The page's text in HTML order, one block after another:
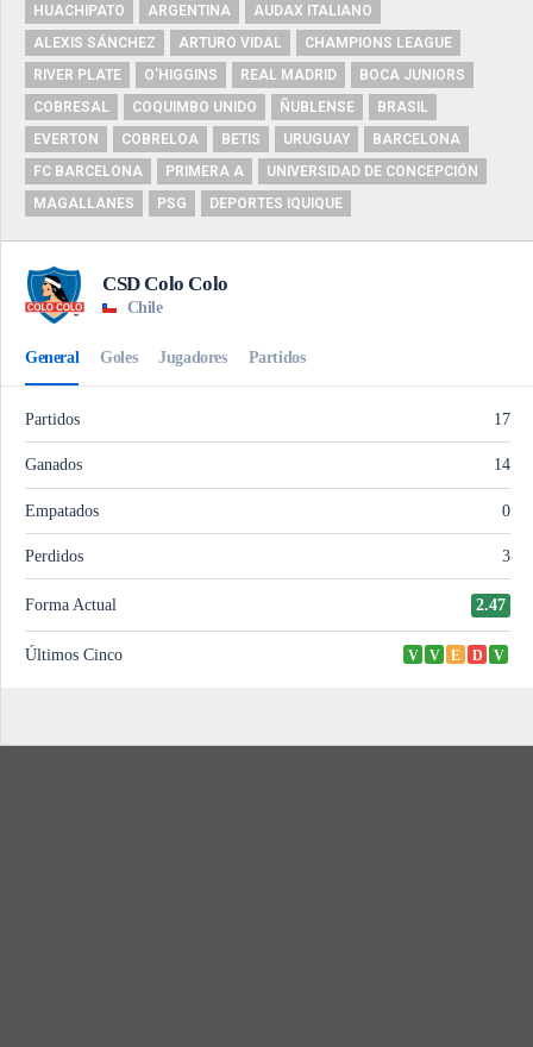
HUACHIPATO
ARGENTINA
AUDAX ITALIANO
ALEXIS SÁNCHEZ
ARTURO VIDAL
CHAMPIONS LEAGUE
RIVER PLATE
O'HIGGINS REAL MADRID
BOCA JUNIORS
COBRESAL
COQUIMBO UNIDO ÑUBLENSE
BRASIL
EVERTON
COBRELOA BETIS URUGUAY
BARCELONA
FC BARCELONA
PRIMERA A
UNIVERSIDAD DE CONCEPCIÓN
MAGALLANES
PSG DEPORTES IQUIQUE